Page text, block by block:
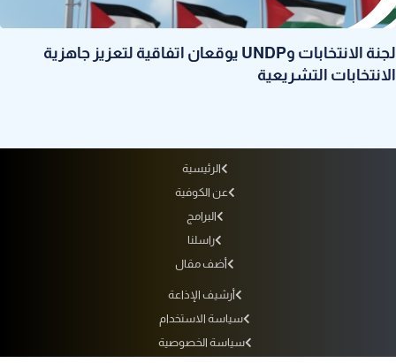
لجنة الانتخابات وUNDP يوقعان اتفاقية لتعزيز جاهزية
الانتخابات التشريعية
الرئيسية
عن الكوفية
البرامج
راسلنا
أضف مقال
أرشيف الإذاعة
سياسة الاستخدام
سياسة الخصوصية